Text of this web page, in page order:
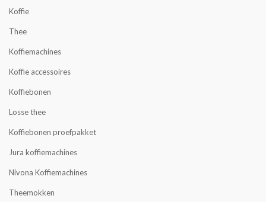
Koffie
Thee
Koffiemachines
Koffie accessoires
Koffiebonen
Losse thee
Koffiebonen proefpakket
Jura koffiemachines
Nivona Koffiemachines
Theemokken